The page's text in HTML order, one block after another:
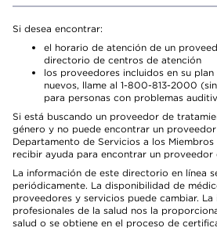
Si desea encontrar:
el horario de atención de un
directorio de centros de atención
los proveedores incluidos en su
nuevos, llame al 1-800-813-2000
para personas con problemas
Si está buscando un proveedor de
género y no puede encontrar un
Departamento de Servicios a los
recibir ayuda para encontrar un proveedor
La información de este directorio en línea
periódicamente. La disponibilidad de
proveedores y servicios puede cambiar.
profesionales de la salud nos la
salud o se obtiene en el proceso de